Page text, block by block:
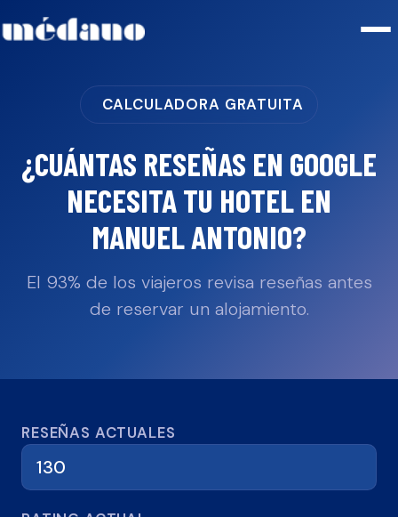
CALCULADORA GRATUITA
¿CUÁNTAS RESEÑAS EN GOOGLE
NECESITA TU HOTEL EN
MANUEL ANTONIO?
El 93% de los viajeros revisa reseñas antes
de reservar un alojamiento.
Calculadora de reseñas
RESEÑAS ACTUALES